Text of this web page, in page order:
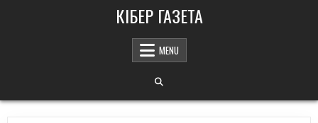
КІБЕР ГАЗЕТА
MENU